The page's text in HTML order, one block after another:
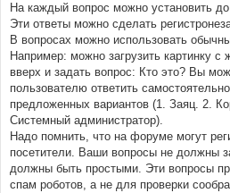
На каждый вопрос можно установить
Эти ответы можно сделать
В вопросах можно использовать
Например: можно загрузить картинку
вверх и задать вопрос: Кто это? Вы
пользователю ответить
предложенных вариантов (1. Заяц. 2.
Системный администратор).
Надо помнить, что на форуме могут
посетители. Ваши вопросы не должны
должны быть простыми. Эти вопросы
спам роботов, а не для проверки